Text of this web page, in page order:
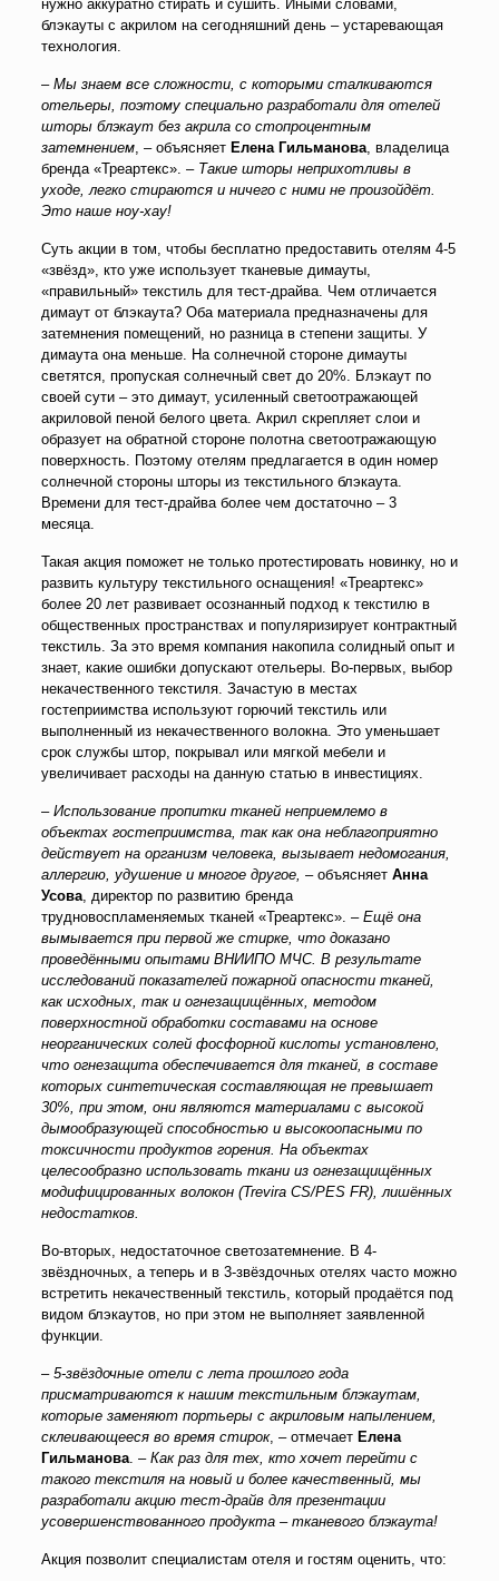
нужно аккуратно стирать и сушить. Иными словами,
блэкауты с акрилом на сегодняшний день – устаревающая
технология.
– Мы знаем все сложности, с которыми сталкиваются
отельеры, поэтому специально разработали для отелей
шторы блэкаут без акрила со стопроцентным
затемнением, – объясняет Елена Гильманова, владелица
бренда «Треартекс». – Такие шторы неприхотливы в
уходе, легко стираются и ничего с ними не произойдёт.
Это наше ноу-хау!
Суть акции в том, чтобы бесплатно предоставить отелям 4-5
«звёзд», кто уже использует тканевые димауты,
«правильный» текстиль для тест-драйва. Чем отличается
димаут от блэкаута? Оба материала предназначены для
затемнения помещений, но разница в степени защиты. У
димаута она меньше. На солнечной стороне димауты
светятся, пропуская солнечный свет до 20%. Блэкаут по
своей сути – это димаут, усиленный светоотражающей
акриловой пеной белого цвета. Акрил скрепляет слои и
образует на обратной стороне полотна светоотражающую
поверхность. Поэтому отелям предлагается в один номер
солнечной стороны шторы из текстильного блэкаута.
Времени для тест-драйва более чем достаточно – 3
месяца.
Такая акция поможет не только протестировать новинку, но и
развить культуру текстильного оснащения! «Треартекс»
более 20 лет развивает осознанный подход к текстилю в
общественных пространствах и популяризирует контрактный
текстиль. За это время компания накопила солидный опыт и
знает, какие ошибки допускают отельеры. Во-первых, выбор
некачественного текстиля. Зачастую в местах
гостеприимства используют горючий текстиль или
выполненный из некачественного волокна. Это уменьшает
срок службы штор, покрывал или мягкой мебели и
увеличивает расходы на данную статью в инвестициях.
– Использование пропитки тканей неприемлемо в
объектах гостеприимства, так как она неблагоприятно
действует на организм человека, вызывает недомогания,
аллергию, удушение и многое другое, – объясняет Анна
Усова, директор по развитию бренда
трудновоспламеняемых тканей «Треартекс». – Ещё она
вымывается при первой же стирке, что доказано
проведёнными опытами ВНИИПО МЧС. В результате
исследований показателей пожарной опасности тканей,
как исходных, так и огнезащищённых, методом
поверхностной обработки составами на основе
неорганических солей фосфорной кислоты установлено,
что огнезащита обеспечивается для тканей, в составе
которых синтетическая составляющая не превышает
30%, при этом, они являются материалами с высокой
дымообразующей способностью и высокоопасными по
токсичности продуктов горения. На объектах
целесообразно использовать ткани из огнезащищённых
модифицированных волокон (Trevira CS/PES FR), лишённых
недостатков.
Во-вторых, недостаточное светозатемнение. В 4-
звёздночных, а теперь и в 3-звёздочных отелях часто можно
встретить некачественный текстиль, который продаётся под
видом блэкаутов, но при этом не выполняет заявленной
функции.
– 5-звёздочные отели с лета прошлого года
присматриваются к нашим текстильным блэкаутам,
которые заменяют портьеры с акриловым напылением,
склеивающееся во время стирок, – отмечает Елена
Гильманова. – Как раз для тех, кто хочет перейти с
такого текстиля на новый и более качественный, мы
разработали акцию тест-драйв для презентации
усовершенствованного продукта – тканевого блэкаута!
Акция позволит специалистам отеля и гостям оценить, что: